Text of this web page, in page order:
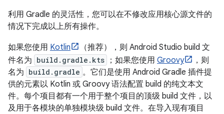
利用 Gradle 的灵活性，您可以在不修改应用核心源文件的
情况下完成以上所有操作。
如果您使用 Kotlin
（推荐），则 Android Studio build 文
件名为 build.gradle.kts ；如果您使用 Groovy
，则
名为 build.gradle 。它们是使用 Android Gradle 插件提
供的元素以 Kotlin 或 Groovy 语法配置 build 的纯文本文
件。每个项目都有一个用于整个项目的顶级 build 文件，以
及用于各模块的单独模块级 build 文件。在导入现有项目